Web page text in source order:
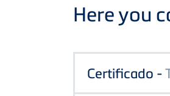
Here you
Certificado -